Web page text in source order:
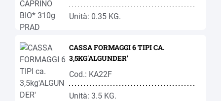
Unità: 0.35 KG.
CASSA FORMAGGI 6 TIPI CA.
3,5KG'ALGUNDER'
Cod.: KA22F
Unità: 3.5 KG.